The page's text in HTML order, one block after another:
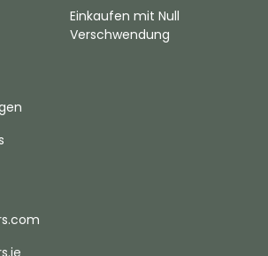
Einkaufen mit Null
Verschwendung